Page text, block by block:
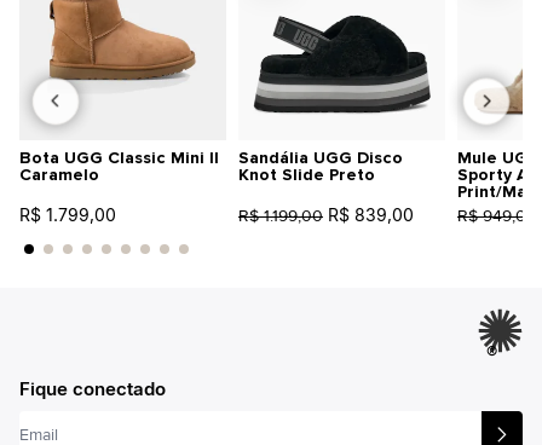
Bota UGG Classic Mini II
Caramelo
R$ 1.799,00
Sandália UGG Disco
Knot Slide Preto
R$ 1.199,00 R$ 839,00
Mule
Sporty
Print/
R$ 949,00
®
Fique conectado